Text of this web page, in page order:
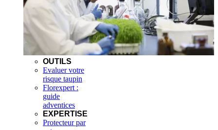
OUTILS
Evaluer votre
risque taupin
Florexpert :
guide
adventices
EXPERTISE
Protecteur par